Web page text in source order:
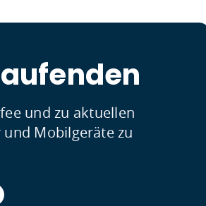
und zu aktuellen
Mobilgeräte zu